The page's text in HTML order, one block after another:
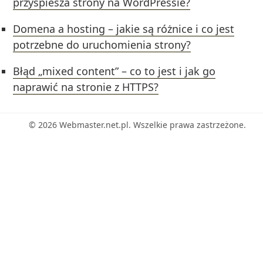
Domena a hosting – jakie są różnice i co jest
potrzebne do uruchomienia strony?
Błąd „mixed content” – co to jest i jak go
naprawić na stronie z HTTPS?
© 2026 Webmaster.net.pl. Wszelkie prawa zastrzeżone.